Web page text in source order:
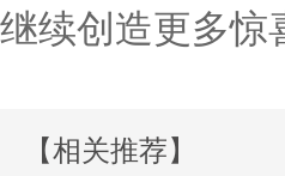
继续创造更多惊
【相关推荐】